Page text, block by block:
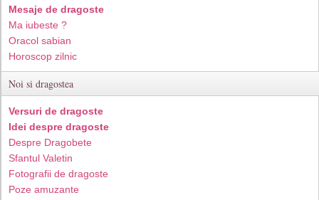
Mesaje de dragoste
Ma iubeste ?
Oracol sabian
Horoscop zilnic
Noi si dragostea
Versuri de dragoste
Idei despre dragoste
Despre Dragobete
Sfantul Valetin
Fotografii de dragoste
Poze amuzante